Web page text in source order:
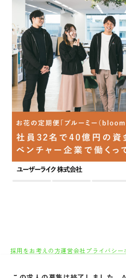
採用をお考えの方運営会社 プライバシー